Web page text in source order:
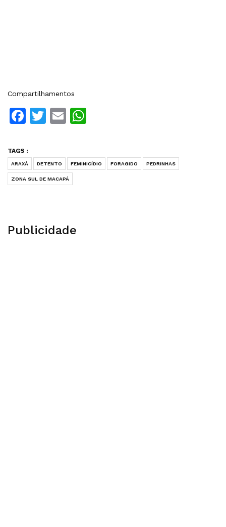
Compartilhamentos
Facebook
Twitter
Email
TAGS :
ARAXÁ DETENTO FEMINICÍDIO FORAGIDO PEDRINHAS
ZONA SUL DE MACAPÁ
Publicidade